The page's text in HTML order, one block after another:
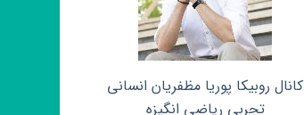
کانال روبیکا پوریا مظفریان انسانی
تجربی ریاضی انگیزه